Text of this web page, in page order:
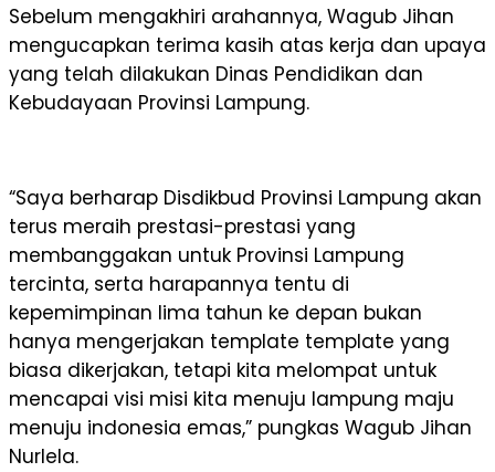
Sebelum mengakhiri arahannya, Wagub Jihan
mengucapkan terima kasih atas kerja dan upaya
yang telah dilakukan Dinas Pendidikan dan
Kebudayaan Provinsi Lampung.
“Saya berharap Disdikbud Provinsi Lampung akan
terus meraih prestasi-prestasi yang
membanggakan untuk Provinsi Lampung
tercinta, serta harapannya tentu di
kepemimpinan lima tahun ke depan bukan
hanya mengerjakan template template yang
biasa dikerjakan, tetapi kita melompat untuk
mencapai visi misi kita menuju lampung maju
menuju indonesia emas,” pungkas Wagub Jihan
Nurlela.